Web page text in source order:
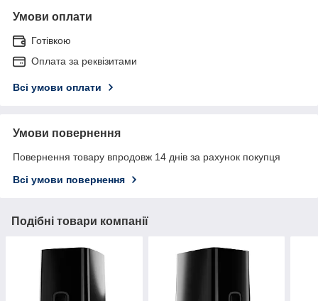
Умови оплати
Готівкою
Оплата за реквізитами
Всі умови оплати
Умови повернення
Повернення товару впродовж 14 днів за рахунок покупця
Всі умови повернення
Подібні товари компанії